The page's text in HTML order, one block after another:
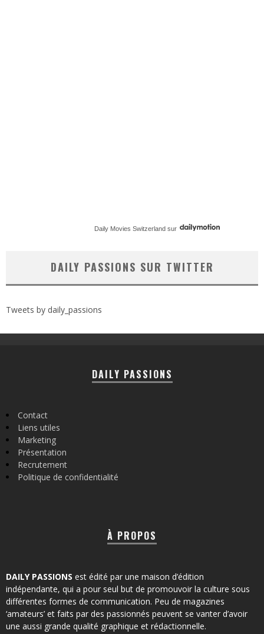
Daily Movies Switzerland sur
DAILY PASSIONS SUR TWITTER
Tweets by daily_passions
DAILY PASSIONS
Contact
Liens utiles
Marketing
Présentation
Recrutement
Politique de confidentialité
À PROPOS
DAILY PASSIONS est édité par une maison d’édition
indépendante, qui a pour seul but de promouvoir la culture sous
différentes formes de communication. Peu de magazines
‘amateurs’ et faits par des passionnés peuvent se vanter d’avoir
une aussi grande qualité graphique et rédactionnelle.